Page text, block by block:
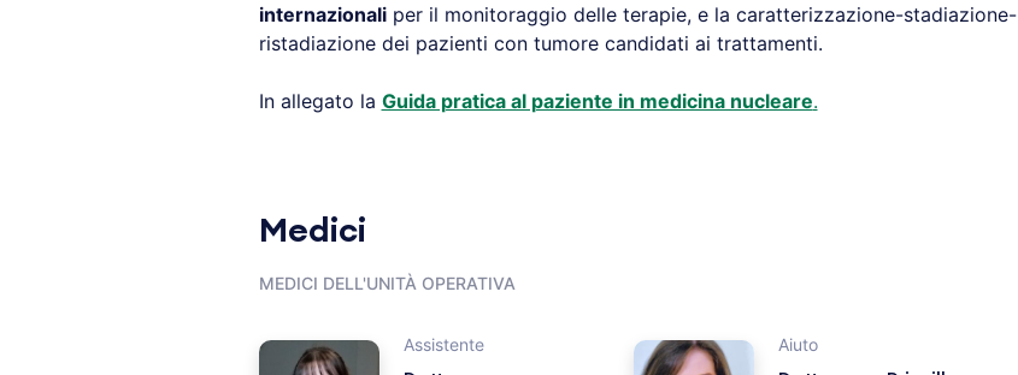
internazionaliper il monitoraggio delle terapie, e la caratterizzazione-stadiazione-
ristadiazione dei pazienti con tumore candidati ai trattamenti.
In allegato la Guida pratica al paziente in medicina nucleare.
Medici
MEDICI DELL'UNITÀ OPERATIVA
Assistente Aiuto